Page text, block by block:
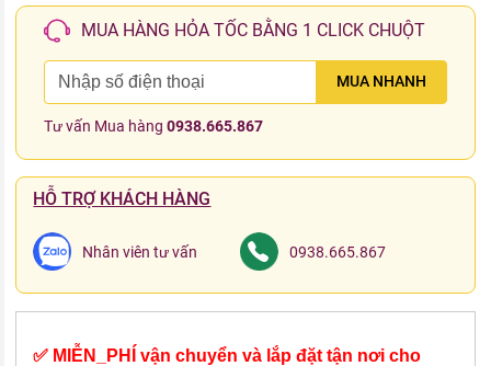
MUA HÀNG HỎA TỐC BẰNG 1 CLICK CHUỘT
MUA NHANH
Tư vấn Mua hàng0938.665.867
HỖ TRỢ KHÁCH HÀNG
Nhân viên tư vấn 0938.665.867
✅ MIỄN_PHÍ vận chuyển và lắp đặt tận nơi cho